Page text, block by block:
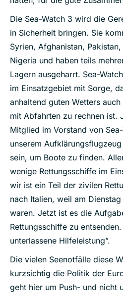
Die Sea-Watch 3 wird die
in Sicherheit bringen. Sie
Syrien, Afghanistan,
Nigeria und haben teils
Lagern ausgeharrt. Sea-
im Einsatzgebiet mit Sorge,
anhaltend guten Wetters
mit Abfahrten zu rechnen ist.
Mitglied im Vorstand von
unserem
sein, um Boote zu finden.
wenige Rettungsschiffe im
wir ist ein Teil der zivilen
nach Italien, weil am
waren. Jetzt ist es die
Rettungsschiffe zu
unterlassene Hilfeleistung”.
Die vielen Seenotfälle diese
kurzsichtig die Politik der
geht hier um Push- und nicht